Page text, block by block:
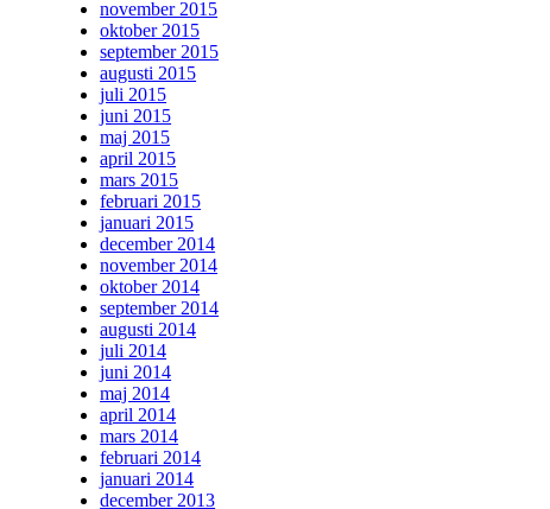
november 2015
oktober 2015
september 2015
augusti 2015
juli 2015
juni 2015
maj 2015
april 2015
mars 2015
februari 2015
januari 2015
december 2014
november 2014
oktober 2014
september 2014
augusti 2014
juli 2014
juni 2014
maj 2014
april 2014
mars 2014
februari 2014
januari 2014
december 2013